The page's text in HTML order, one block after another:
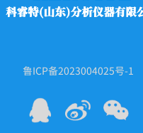
鲁ICP备2023004025号-1